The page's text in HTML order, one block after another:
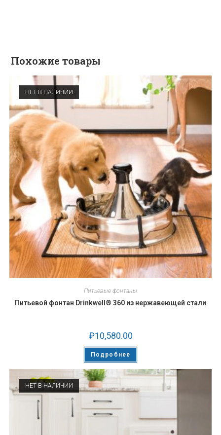
Похожие товары
НЕТ В НАЛИЧИИ
Питьевые фонтаны
Питьевой фонтан Drinkwell® 360 из нержавеющей стали
₽10,580.00
Подробнее
НЕТ В НАЛИЧИИ